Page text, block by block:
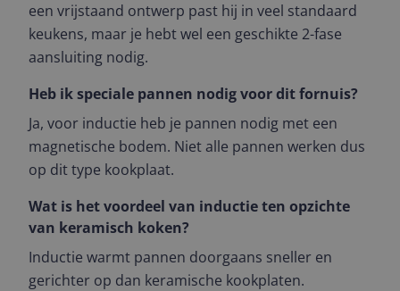
een vrijstaand ontwerp past hij in veel standaard
keukens, maar je hebt wel een geschikte 2-fase
aansluiting nodig.
Heb ik speciale pannen nodig voor dit fornuis?
Ja, voor inductie heb je pannen nodig met een
magnetische bodem. Niet alle pannen werken dus
op dit type kookplaat.
Wat is het voordeel van inductie ten opzichte
van keramisch koken?
Inductie warmt pannen doorgaans sneller en
gerichter op dan keramische kookplaten.